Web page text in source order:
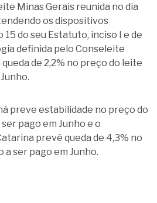
Minas Gerais reunida no dia
os dispositivos
do seu Estatuto, inciso I e de
definida pelo Conseleite
de 2,2% no preço do leite
preve estabilidade no preço do
pago em Junho e o
prevê queda de 4,3% no
ser pago em Junho.